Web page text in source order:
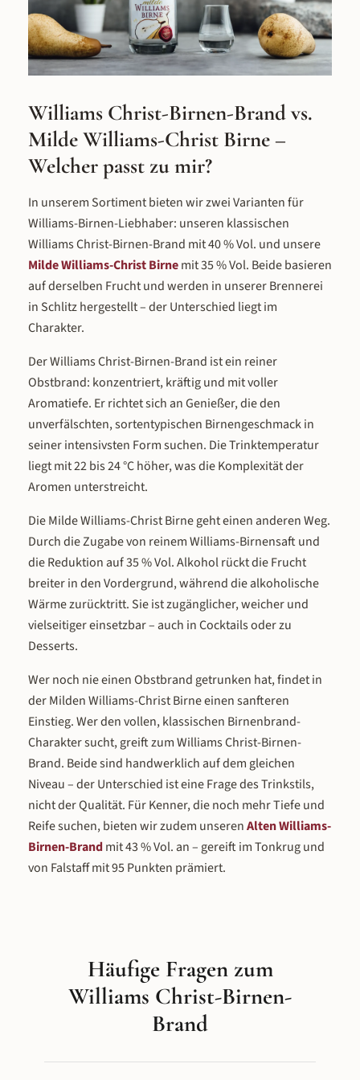
Vordergrund rückt. Anschließend
die Spirituose kontrolliert in
verschlossenen Tonkrügen,
sich die feinen Aromen optimal
und ein rundes
Milde Himbeere vom
einen reinen Geist im klassischen
– sondern um eine eigenständige,
Doppelt prämiert Die Qualität
Milden Himbeere ist nicht nur
Geschmackssache, sondern
international bestätigt: Beim
Spirits Award 2021 erhielt sie Gold
Jury lobte das intensive
Himbeerkonzept, die
Landwirtschafts-Gesellschaft)
die Spirituose 2021 mit Gold aus.
unabhängige Goldmedaillen in
Jahr – ein klares Signal für die
dieses Destillats.
Williams Christ-Birnen-Brand vs.
Milde Williams-Christ Birne –
Welcher passt zu mir?
In unserem Sortiment bieten wir zwei Varianten für
Williams-Birnen-Liebhaber: unseren klassischen
Williams Christ-Birnen-Brand mit 40 % Vol. und unsere
Milde Williams-Christ Birnemit 35 % Vol. Beide basieren
auf derselben Frucht und werden in unserer Brennerei
in Schlitz hergestellt – der Unterschied liegt im
Charakter.
Der Williams Christ-Birnen-Brand ist ein reiner
Obstbrand: konzentriert, kräftig und mit voller
Aromatiefe. Er richtet sich an Genießer, die den
unverfälschten, sortentypischen Birnengeschmack in
seiner intensivsten Form suchen. Die Trinktemperatur
liegt mit 22 bis 24 °C höher, was die Komplexität der
Aromen unterstreicht.
Die Milde Williams-Christ Birne geht einen anderen Weg.
Durch die Zugabe von reinem Williams-Birnensaft und
die Reduktion auf 35 % Vol. Alkohol rückt die Frucht
breiter in den Vordergrund, während die alkoholische
Wärme zurücktritt. Sie ist zugänglicher, weicher und
vielseitiger einsetzbar – auch in Cocktails oder zu
Desserts.
Wer noch nie einen Obstbrand getrunken hat, findet in
der Milden Williams-Christ Birne einen sanfteren
Einstieg. Wer den vollen, klassischen Birnenbrand-
Charakter sucht, greift zum Williams Christ-Birnen-
Brand. Beide sind handwerklich auf dem gleichen
Niveau – der Unterschied ist eine Frage des Trinkstils,
nicht der Qualität. Für Kenner, die noch mehr Tiefe und
Reife suchen, bieten wir zudem unserenAlten Williams-
Birnen-Brandmit 43 % Vol. an – gereift im Tonkrug und
von Falstaff mit 95 Punkten prämiert.
Häufige Fragen zum
Williams Christ-Birnen-
Brand